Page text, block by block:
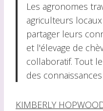
Les agronomes
agriculteurs
partager leurs
et l'élevage de
collaboratif. Tout
des
KIMBERLY